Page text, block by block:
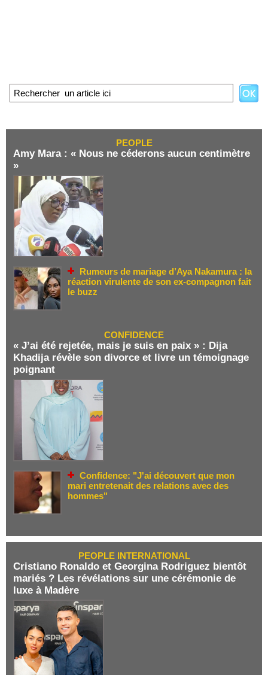
PEOPLE
Amy Mara : « Nous ne céderons aucun centimètre
»
Rumeurs de mariage d’Aya Nakamura : la
réaction virulente de son ex-compagnon fait
le buzz
CONFIDENCE
« J’ai été rejetée, mais je suis en paix » : Dija
Khadija révèle son divorce et livre un témoignage
poignant
Confidence: "J'ai découvert que mon
mari entretenait des relations avec des
hommes"
PEOPLE INTERNATIONAL
Cristiano Ronaldo et Georgina Rodriguez bientôt
mariés ? Les révélations sur une cérémonie de
luxe à Madère